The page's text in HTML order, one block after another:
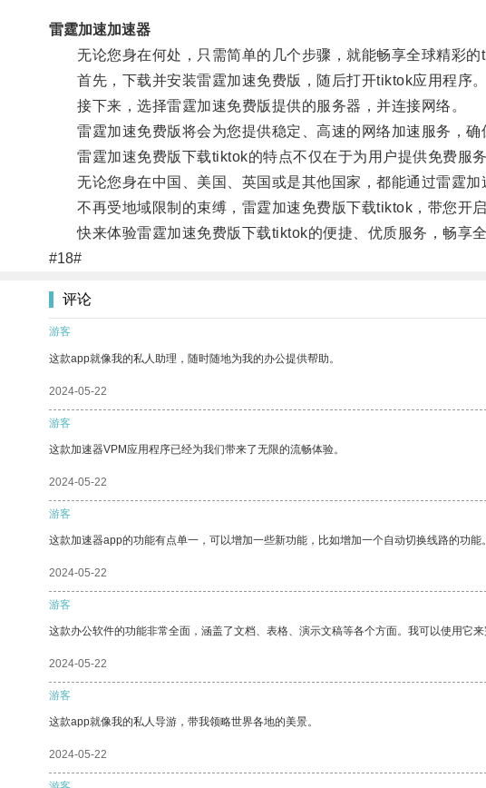
雷霆加速加速器
无论您身在何处，只需简单的几个步骤，就能畅享全球精彩的
首先，下载并安装雷霆加速免费版，随后打开tiktok应用程序。
接下来，选择雷霆加速免费版提供的服务器，并连接网络。
雷霆加速免费版将会为您提供稳定、高速的网络加速服务，确
雷霆加速免费版下载tiktok的特点不仅在于为用户提供免费服务
无论您身在中国、美国、英国或是其他国家，都能通过雷霆加
不再受地域限制的束缚，雷霆加速免费版下载tiktok，带您开启
快来体验雷霆加速免费版下载tiktok的便捷、优质服务，畅享全
#18#
评论
游客
这款app就像我的私人助理，随时随地为我的办公提供帮助。
2024-05-22
游客
这款加速器VPM应用程序已经为我们带来了无限的流畅体验。
2024-05-22
游客
这款加速器app的功能有点单一，可以增加一些新功能，比如增加一个自动切换线路的功能。
2024-05-22
游客
这款办公软件的功能非常全面，涵盖了文档、表格、演示文稿等各个方面。我可以使用它来
2024-05-22
游客
这款app就像我的私人导游，带我领略世界各地的美景。
2024-05-22